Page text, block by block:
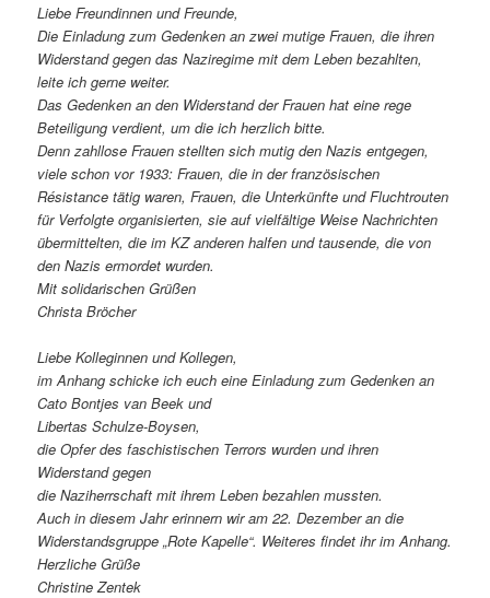
Liebe Freundinnen und Freunde,
Die Einladung zum Gedenken an zwei mutige Frauen, die ihren
Widerstand gegen das Naziregime mit dem Leben bezahlten,
leite ich gerne weiter.
Das Gedenken an den Widerstand der Frauen hat eine rege
Beteiligung verdient, um die ich herzlich bitte.
Denn zahllose Frauen stellten sich mutig den Nazis entgegen,
viele schon vor 1933: Frauen, die in der französischen
Résistance tätig waren, Frauen, die Unterkünfte und Fluchtrouten
für Verfolgte organisierten, sie auf vielfältige Weise Nachrichten
übermittelten, die im KZ anderen halfen und tausende, die von
den Nazis ermordet wurden.
Mit solidarischen Grüßen
Christa Bröcher
Liebe Kolleginnen und Kollegen,
im Anhang schicke ich euch eine Einladung zum Gedenken an
Cato Bontjes van Beek und
Libertas Schulze-Boysen,
die Opfer des faschistischen Terrors wurden und ihren
Widerstand gegen
die Naziherrschaft mit ihrem Leben bezahlen mussten.
Auch in diesem Jahr erinnern wir am 22. Dezember an die
Widerstandsgruppe „Rote Kapelle“. Weiteres findet ihr im Anhang.
Herzliche Grüße
Christine Zentek